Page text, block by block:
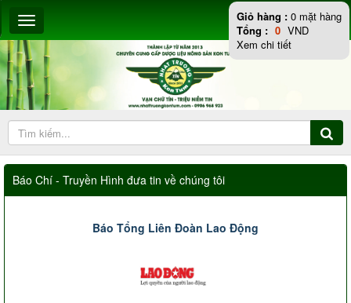
Báo Chí - Truyền Hình đưa tin về chúng tôi
Báo Tổng Liên Đoàn Lao Động
Giỏ hàng : 0 mặt hàng
Tổng : 0 VND
Xem chi tiết